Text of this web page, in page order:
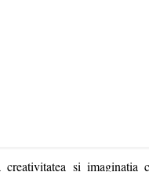
si imaginatia